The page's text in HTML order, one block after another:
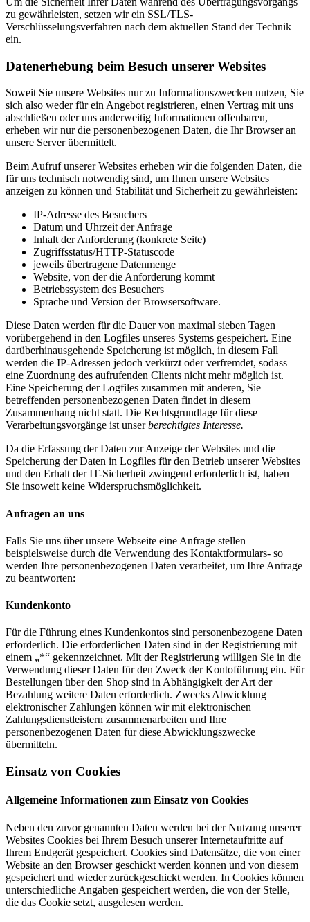
zu gewährleisten, setzen wir ein SSL/TLS-
Verschlüsselungsverfahren nach dem aktuellen Stand der Technik
ein.
Datenerhebung beim Besuch unserer Websites
Soweit Sie unsere Websites nur zu Informationszwecken nutzen, Sie
sich also weder für ein Angebot registrieren, einen Vertrag mit uns
abschließen oder uns anderweitig Informationen offenbaren,
erheben wir nur die personenbezogenen Daten, die Ihr Browser an
unsere Server übermittelt.
Beim Aufruf unserer Websites erheben wir die folgenden Daten, die
für uns technisch notwendig sind, um Ihnen unsere Websites
anzeigen zu können und Stabilität und Sicherheit zu gewährleisten:
IP-Adresse des Besuchers
Datum und Uhrzeit der Anfrage
Inhalt der Anforderung (konkrete Seite)
Zugriffsstatus/HTTP-Statuscode
jeweils übertragene Datenmenge
Website, von der die Anforderung kommt
Betriebssystem des Besuchers
Sprache und Version der Browsersoftware.
Diese Daten werden für die Dauer von maximal sieben Tagen
vorübergehend in den Logfiles unseres Systems gespeichert. Eine
darüberhinausgehende Speicherung ist möglich, in diesem Fall
werden die IP-Adressen jedoch verkürzt oder verfremdet, sodass
eine Zuordnung des aufrufenden Clients nicht mehr möglich ist.
Eine Speicherung der Logfiles zusammen mit anderen, Sie
betreffenden personenbezogenen Daten findet in diesem
Zusammenhang nicht statt. Die Rechtsgrundlage für diese
Verarbeitungsvorgänge ist unserberechtigtes Interesse.
Da die Erfassung der Daten zur Anzeige der Websites und die
Speicherung der Daten in Logfiles für den Betrieb unserer Websites
und den Erhalt der IT-Sicherheit zwingend erforderlich ist, haben
Sie insoweit keine Widerspruchsmöglichkeit.
Anfragen an uns
Falls Sie uns über unsere Webseite eine Anfrage stellen –
beispielsweise durch die Verwendung des Kontaktformulars- so
werden Ihre personenbezogenen Daten verarbeitet, um Ihre Anfrage
zu beantworten:
Kundenkonto
Für die Führung eines Kundenkontos sind personenbezogene Daten
erforderlich. Die erforderlichen Daten sind in der Registrierung mit
einem „*“ gekennzeichnet. Mit der Registrierung willigen Sie in die
Verwendung dieser Daten für den Zweck der Kontoführung ein. Für
Bestellungen über den Shop sind in Abhängigkeit der Art der
Bezahlung weitere Daten erforderlich. Zwecks Abwicklung
elektronischer Zahlungen können wir mit elektronischen
Zahlungsdienstleistern zusammenarbeiten und Ihre
personenbezogenen Daten für diese Abwicklungszwecke
übermitteln.
Einsatz von Cookies
Allgemeine Informationen zum Einsatz von Cookies
Neben den zuvor genannten Daten werden bei der Nutzung unserer
Websites Cookies bei Ihrem Besuch unserer Internetauftritte auf
Ihrem Endgerät gespeichert. Cookies sind Datensätze, die von einer
Website an den Browser geschickt werden können und von diesem
gespeichert und wieder zurückgeschickt werden. In Cookies können
unterschiedliche Angaben gespeichert werden, die von der Stelle,
die das Cookie setzt, ausgelesen werden.